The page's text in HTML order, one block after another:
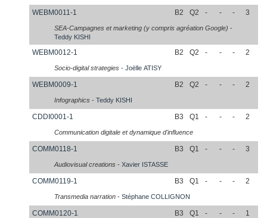
WEBM0011-1 B2 Q2 - - - 3
SEA-Campagnes et marketing (y compris agréation Google) -
Teddy KISHI
WEBM0012-1 B2 Q2 - - - 2
Socio-digital strategies - Joëlle ATISY
WEBM0009-1 B2 Q2 - - - 2
Infographics - Teddy KISHI
CDDI0001-1 B3 Q1 - - - 2
Communication digitale et dynamique d'influence
COMM0118-1 B3 Q1 - - - 3
Audiovisual creations - Xavier ISTASSE
COMM0119-1 B3 Q1 - - - 2
Transmedia narration - Stéphane COLLIGNON
COMM0120-1 B3 Q1 - - - 1